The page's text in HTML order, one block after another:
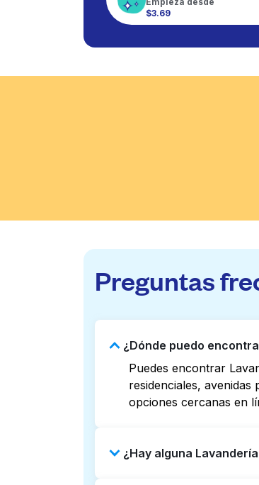
$3.69
Preguntas
¿Dónde puedo
Puedes encontrar
residenciales,
opciones cercanas en
¿Hay alguna